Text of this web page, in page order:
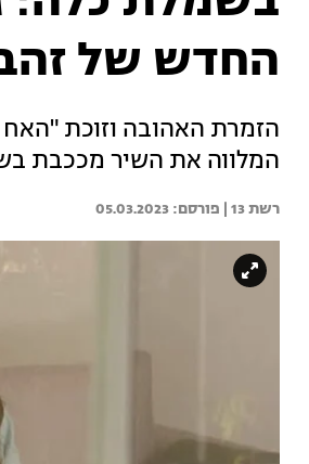
החדש של
הזמרת האהובה וזוכת
המלווה את השיר מככבת
רשת 13 | 05.03.2023